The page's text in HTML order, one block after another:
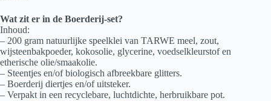
Wat zit er in de Boerderij-set?
Inhoud:
– 200 gram natuurlijke speelklei van TARWE meel, zout,
wijsteenbakpoeder, kokosolie, glycerine, voedselkleurstof en
etherische olie/smaakolie.
– Steentjes en/of biologisch afbreekbare glitters.
– Boerderij diertjes en/of uitsteker.
– Verpakt in een recyclebare, luchtdichte, herbruikbare pot.